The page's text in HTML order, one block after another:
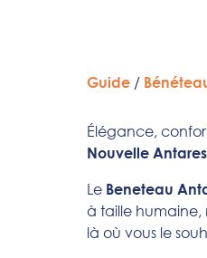
Guide /
Élégance,
Nouvelle Antares
Le Beneteau
à taille humaine,
là où vous le